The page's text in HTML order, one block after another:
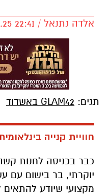
אלדה נתנאל / 22:41 27.08.25
תגים: GLAM42 באשדוד
חוויית קנייה
כבר בכניסה לחנות
יוקרתי, בר בישום עם
מקצועי שיודע